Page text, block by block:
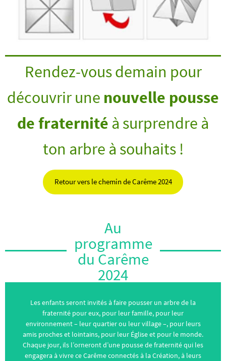
Rendez-vous demain pour
découvrir une nouvelle pousse
de fraternité à surprendre à
ton arbre à souhaits !
Retour vers le chemin de Carême 2024
Au
programme
du Carême
2024
Les enfants seront invités à faire pousser un arbre de la
fraternité pour eux, pour leur famille, pour leur
environnement – leur quartier ou leur village –, pour leurs
amis proches et lointains, pour leur Église et pour le monde.
Chaque jour, ils l’orneront d’une pousse de fraternité qui les
engagera à vivre ce Carême connectés à la Création, à leurs